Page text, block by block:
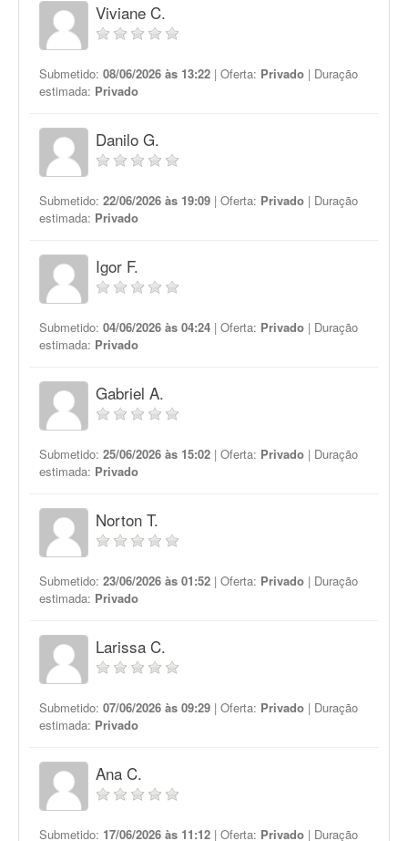
Viviane C.
Submetido: 08/06/2026 às 13:22 | Oferta: Privado | Duração
estimada: Privado
Danilo G.
Submetido: 22/06/2026 às 19:09 | Oferta: Privado | Duração
estimada: Privado
Igor F.
Submetido: 04/06/2026 às 04:24 | Oferta: Privado | Duração
estimada: Privado
Gabriel A.
Submetido: 25/06/2026 às 15:02 | Oferta: Privado | Duração
estimada: Privado
Norton T.
Submetido: 23/06/2026 às 01:52 | Oferta: Privado | Duração
estimada: Privado
Larissa C.
Submetido: 07/06/2026 às 09:29 | Oferta: Privado | Duração
estimada: Privado
Ana C.
Submetido: 17/06/2026 às 11:12 | Oferta: Privado | Duração